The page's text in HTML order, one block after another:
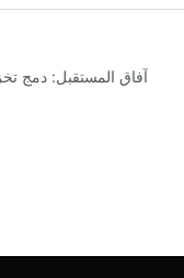
آفاق المستقبل: دمج